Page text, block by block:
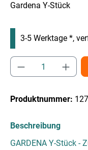
Gardena Y-Stück
3-5 Werktage *,
Produkt
Produktnummer:
Beschreibung
GARDENA Y-Stück -